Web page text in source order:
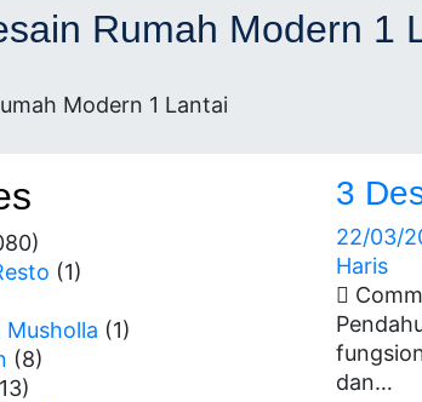
– Jasa Arsitek
Bersertifikasi
Rumah Modern 1
Modern 1 Lantai
(1)
Musholla (1)
(8)
3
22/03/
Haris
dan…